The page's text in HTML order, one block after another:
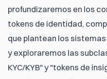
profundizaremos en los
tokens de identidad,
que plantean los
y exploraremos las
KYC/KYB" y "tokens de